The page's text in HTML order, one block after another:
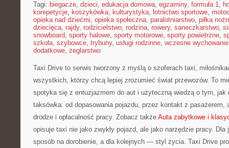
Tagi: biegacze, dzieci, edukacja domowa, egzaminy, formuła 1,
korepetycje, koszykówka, kulturystyka, lotnictwo sportowe,
opieka nad dziećmi, opieka społeczna, paralotniarstwo, piłka
dziecięca, rajdy, rodzicielstwo, rodzina, rowery, saneczkarstwo,
snowboard, sporty halowe, sporty motorowe, sporty powietrzne,
szkoła, szybowce, trybuny, usługi rodzinne, wczesne wychowanie
dodatkowe, żeglarstwo
Taxi Drive to serwis tworzony z myślą o szoferach taxi,
wszystkich, którzy chcą lepiej zrozumieć świat przewozów. To
spotyka się z entuzjazmem do aut i użyteczną wiedzą o tym, jak
taksówka: od dopasowania pojazdu, przez kontakt z pasażerem,
drodze i opłacalność pracy. Zobacz także Auta zabytkowe i
opisuje taxi nie jako zwykły pojazd, ale jako narzędzie pracy.
sposób na dorobienie, a dla kolejnych — styl życia. Taxi Drive